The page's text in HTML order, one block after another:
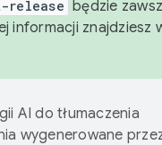
release będzie
informacji znajdziesz
AI do tłumaczenia
wygenerowane